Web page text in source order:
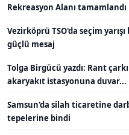
Rekreasyon Alanı tamamlandı
Vezirköprü TSO'da seçim
güçlü mesaj
Tolga Birgücü yazdı: Rant
akaryakıt istasyonuna duvar...
Samsun'da silah ticaretine
tepelerine bindi